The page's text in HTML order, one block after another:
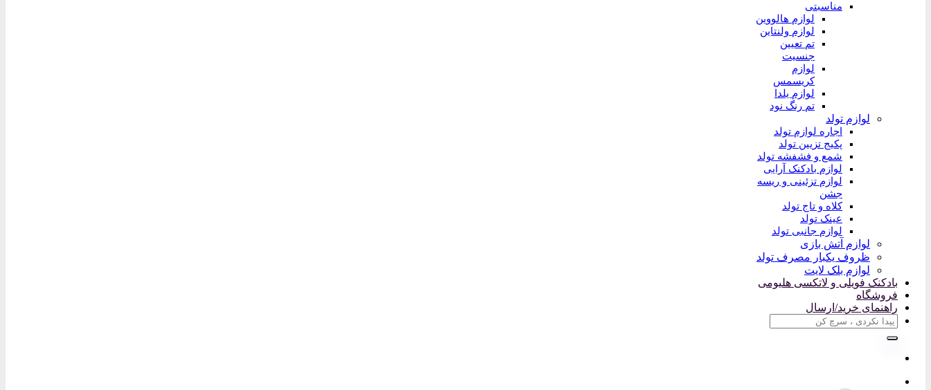
مناسبتی
لوازم هالووین
لوازم ولنتاین
تم تعیین
جنسیت
لوازم
کریسمس
لوازم یلدا
تم رنگ نود
لوازم تولد
اجاره لوازم تولد
پکیج تزیین تولد
شمع و فشفشه تولد
لوازم بادکنک آرایی
لوازم تزئینی و ریسه
جشن
کلاه و تاج تولد
عینک تولد
لوازم جانبی تولد
لوازم آتش بازی
ظروف یکبار مصرف تولد
لوازم بلک لایت
بادکنک فویلی و لاتکسی هلیومی
فروشگاه
راهنمای خرید/ارسال
جستجو